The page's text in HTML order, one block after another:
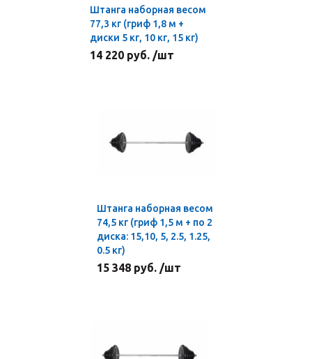
Штанга наборная весом
77,3 кг (гриф 1,8 м +
диски 5 кг, 10 кг, 15 кг)
14 220 руб. /шт
Штанга наборная весом
74,5 кг (гриф 1,5 м + по 2
диска: 15,10, 5, 2.5, 1.25,
0.5 кг)
15 348 руб. /шт